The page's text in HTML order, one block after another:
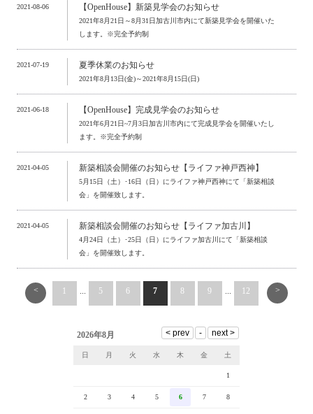
2021-08-06 【OpenHouse】新築見学会のお知らせ
2021年8月21日～8月31日加古川市内にて新築見学会を開催いた
します。※完全予約制
2021-07-19 夏季休業のお知らせ
2021年8月13日(金)～2021年8月15日(日)
2021-06-18 【OpenHouse】完成見学会のお知らせ
2021年6月21日~7月3日加古川市内にて完成見学会を開催いたし
ます。※完全予約制
2021-04-05 新築相談会開催のお知らせ【ライファ神戸西神】
5月15日（土）･16日（日）にライファ神戸西神にて「新築相談
会」を開催致します。
2021-04-05 新築相談会開催のお知らせ【ライファ加古川】
4月24日（土）･25日（日）にライファ加古川にて「新築相談
会」を開催致します。
< 1 ... 5 6 7 8 9 ... 12 >
2026年8月
日 月 火 水 木 金 土
1
2 3 4 5 6 7 8